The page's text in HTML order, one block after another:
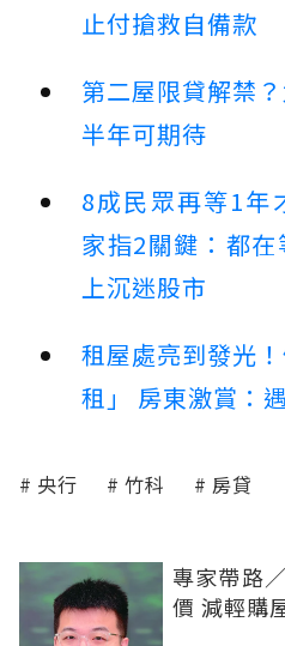
止付搶救自備款
第二屋限貸解禁
半年可期待
8成民眾再等1年
家指2關鍵：都
上沉迷股市
租屋處亮到發光
租」 房東激賞：
央行 竹科 房貸
專家帶路
價 減輕購